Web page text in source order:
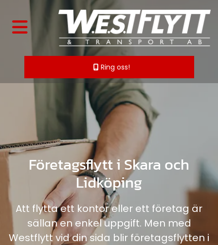
Ring oss!
Företagsflytt i Skara och
Lidköping
Att flytta ett kontor eller ett företag är
sällan en enkel uppgift. Men med
Westflytt vid din sida blir företagsflytten i